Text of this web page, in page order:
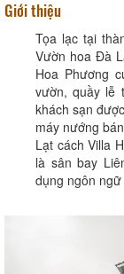
Giới thiệu
Tọa lạc tại
Vườn hoa Đà
Hoa Phương
vườn, quầy lễ
khách sạn
máy nướng
Lạt cách Villa
là sân bay
dụng ngôn